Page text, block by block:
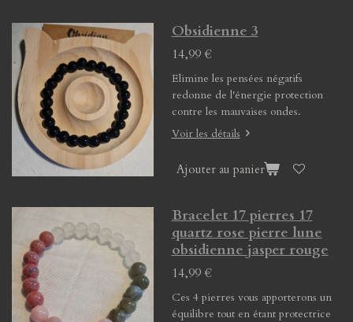
Obsidienne 3
14,99 €
Elimine les pensées négatifs
redonne de l'énergie protection
contre les mauvaises ondes.
Voir les détails
Ajouter au panier
Bracelet 17 pierres 17
quartz rose pierre lune
obsidienne jasper rouge
14,99 €
Ces 4 pierres vous apporterons un
équilibre tout en étant protectrice